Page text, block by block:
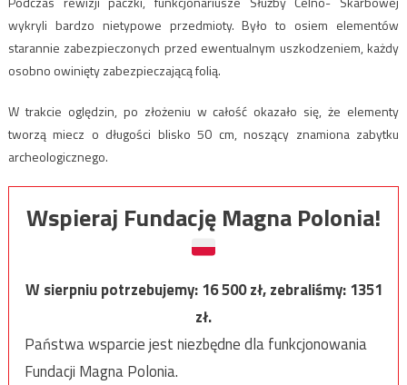
wykryli bardzo nietypowe przedmioty. Było to osiem elementów
starannie zabezpieczonych przed ewentualnym uszkodzeniem, każdy
osobno owinięty zabezpieczającą folią.
W trakcie oględzin, po złożeniu w całość okazało się, że elementy
tworzą miecz o długości blisko 50 cm, noszący znamiona zabytku
archeologicznego.
Wspieraj Fundację Magna Polonia!
W sierpniu potrzebujemy:16 500zł, zebraliśmy:1351
zł.
Państwa wsparcie jest niezbędne dla funkcjonowania
Fundacji Magna Polonia.